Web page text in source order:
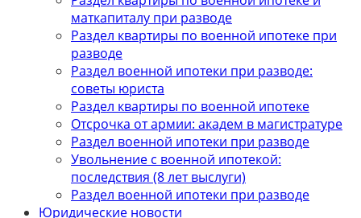
маткапиталу при разводе
Раздел квартиры по военной ипотеке при
разводе
Раздел военной ипотеки при разводе:
советы юриста
Раздел квартиры по военной ипотеке
Отсрочка от армии: академ в магистратуре
Раздел военной ипотеки при разводе
Увольнение с военной ипотекой:
последствия (8 лет выслуги)
Раздел военной ипотеки при разводе
Юридические новости